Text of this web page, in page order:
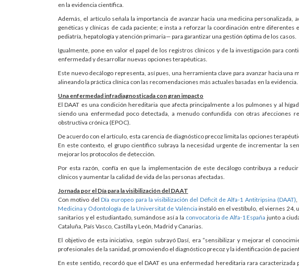
en la evidencia científica.
Además, el artículo señala la importancia de avanzar hacia una medicina personalizada,
genéticas y clínicas de cada paciente; e insta a reforzar la coordinación entre diferentes
pediatría, hepatología y atención primaria— para garantizar una gestión óptima de los casos.
Igualmente, pone en valor el papel de los registros clínicos y de la investigación para
enfermedad y desarrollar nuevas opciones terapéuticas.
Este nuevo decálogo representa, así pues, una herramienta clave para avanzar hacia una
alineando la práctica clínica con las recomendaciones más actuales basadas en la evidencia.
Una enfermedad infradiagnosticada con gran impacto
El DAAT es una condición hereditaria que afecta principalmente a los pulmones y al
siendo una enfermedad poco detectada, a menudo confundida con otras afecciones
obstructiva crónica (EPOC).
De acuerdo con el artículo, esta carencia de diagnóstico precoz limita las opciones
En este contexto, el grupo científico subraya la necesidad urgente de incrementar la
mejorar los protocolos de detección.
Por esta razón, confía en que la implementación de este decálogo contribuya a
clínicos y aumentar la calidad de vida de las personas afectadas.
Jornada por el Día para la visibilización del DAAT
Con motivo del Día europeo para la visibilización del Déficit de Alfa-1 Antitripsina (DAAT)
Medicina y Odontología de la Universitat de València instaló en el vestíbulo, el viernes 24,
sanitarios y el estudiantado, sumándose así a la convocatoria de Alfa-1 España junto a
Cataluña, País Vasco, Castilla y León, Madrid y Canarias.
El objetivo de esta iniciativa, según subrayó Dasí, era “sensibilizar y mejorar el
profesionales de la sanidad, promoviendo el diagnóstico precoz y la identificación de
En este sentido, recordó que el DAAT es una enfermedad hereditaria rara caracterizada